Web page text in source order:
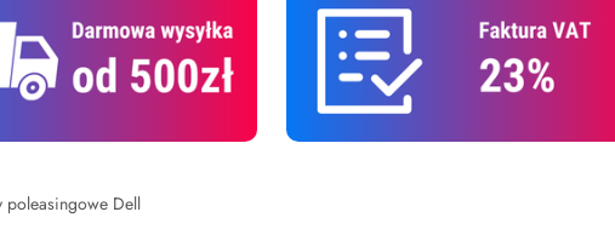
poleasingowe Dell